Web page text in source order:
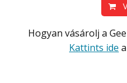
Hogyan vásárolj a
Kattints ide